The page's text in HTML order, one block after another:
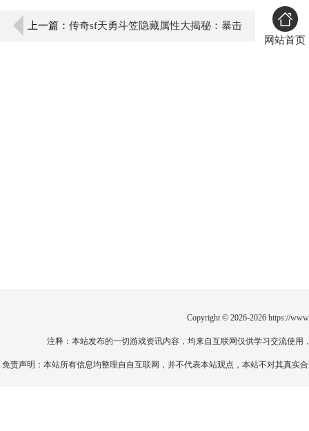
上一篇： 传奇sf天勇斗笠隐藏属性大揭秘：暴击
网站首页
Copyright © 2026-2026 https://
注释：本站发布的一切游戏资讯内容，均来自互联网仅供学习交流使
免责声明：本站所有信息均整理自自互联网，并不代表本站观点，本站不对其真实